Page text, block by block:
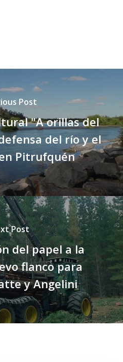
Post
"A orillas del
del río y el
Pitrufquén
Post
del papel a la
flanco para
y Angelini